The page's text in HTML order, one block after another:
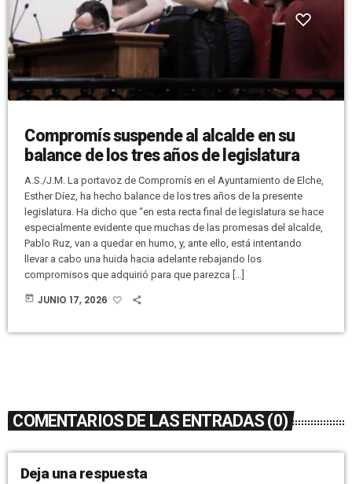
Compromís suspende al alcalde en su
balance de los tres años de legislatura
A.S./J.M. La portavoz de Compromís en el Ayuntamiento de Elche,
Esther Díez, ha hecho balance de los tres años de la presente
legislatura. Ha dicho que “en esta recta final de legislatura se hace
especialmente evidente que muchas de las promesas del alcalde,
Pablo Ruz, van a quedar en humo, y, ante ello, está intentando
llevar a cabo una huida hacia adelante rebajando los
compromisos que adquirió para que parezca […]
today JUNIO 17, 2026
COMENTARIOS DE LAS ENTRADAS (0)
Deja una respuesta